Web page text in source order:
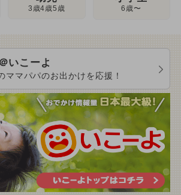
3歳4歳5歳 6歳〜
いこーよ
ママパパのお出かけを応援！